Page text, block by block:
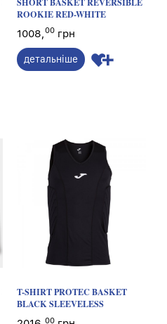
ROOKIE RED-WHITE
1008,00 грн
детальніше
T-SHIRT PROTEC BASKET
BLACK SLEEVELESS
00